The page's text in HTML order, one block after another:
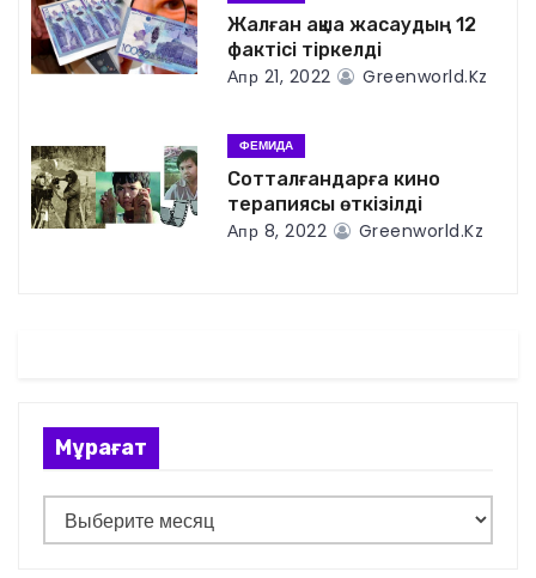
я
о
з
я
м
Жалған ақша жасаудың 12
фактісі тіркелді
Апр 21, 2022 Greenworld.kz
ФЕМИДА
Сотталғандарға кино
терапиясы өткізілді
Апр 8, 2022 Greenworld.kz
Мұрағат
ұ